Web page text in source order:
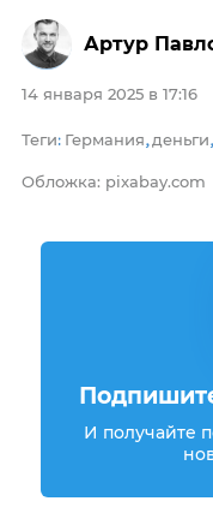
14 января 2025 в 17:16
Теги: Германия, деньги,
Обложка: pixabay.com
Артур
И получайте